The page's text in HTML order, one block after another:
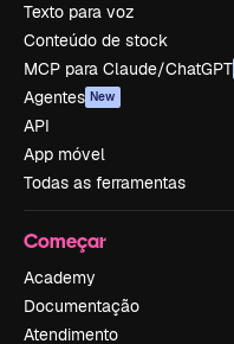
Texto para voz
Conteúdo de stock
MCP para Claude/ChatGPT
Agentes New
API
App móvel
Todas as ferramentas
Começar
Academy
Documentação
Atendimento